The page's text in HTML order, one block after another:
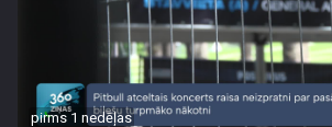
pirms 1 nedēļas